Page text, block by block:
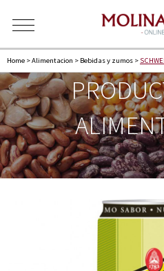
Home >Alimentacion > Bebidas y zumos >